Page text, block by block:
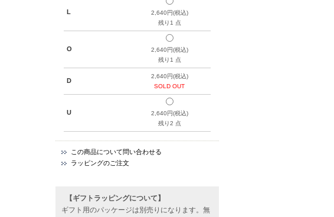
L
2,640円(税込)
残り1 点
O
2,640円(税込)
残り1 点
D
2,640円(税込)
SOLD OUT
U
2,640円(税込)
残り2 点
この商品について問い合わせる
ラッピングのご注文
【ギフトラッピングについて】
ギフト用のパッケージは別売りになります。無